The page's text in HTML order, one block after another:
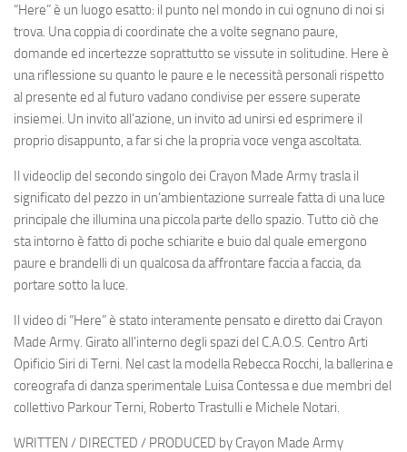
“Here” è un luogo esatto: il punto nel mondo in cui ognuno di noi si
trova. Una coppia di coordinate che a volte segnano paure,
domande ed incertezze soprattutto se vissute in solitudine. Here è
una riflessione su quanto le paure e le necessità personali rispetto
al presente ed al futuro vadano condivise per essere superate
insiemei. Un invito all’azione, un invito ad unirsi ed esprimere il
proprio disappunto, a far si che la propria voce venga ascoltata.
Il videoclip del secondo singolo dei Crayon Made Army trasla il
significato del pezzo in un’ambientazione surreale fatta di una luce
principale che illumina una piccola parte dello spazio. Tutto ciò che
sta intorno è fatto di poche schiarite e buio dal quale emergono
paure e brandelli di un qualcosa da affrontare faccia a faccia, da
portare sotto la luce.
Il video di “Here” è stato interamente pensato e diretto dai Crayon
Made Army. Girato all’interno degli spazi del C.A.O.S. Centro Arti
Opificio Siri di Terni. Nel cast la modellaRebecca Rocchi, la ballerina e
coreografa di danza sperimentale Luisa Contessae due membri del
collettivo Parkour Terni, Roberto Trastulli e Michele Notari.
WRITTEN / DIRECTED / PRODUCED by Crayon Made Army